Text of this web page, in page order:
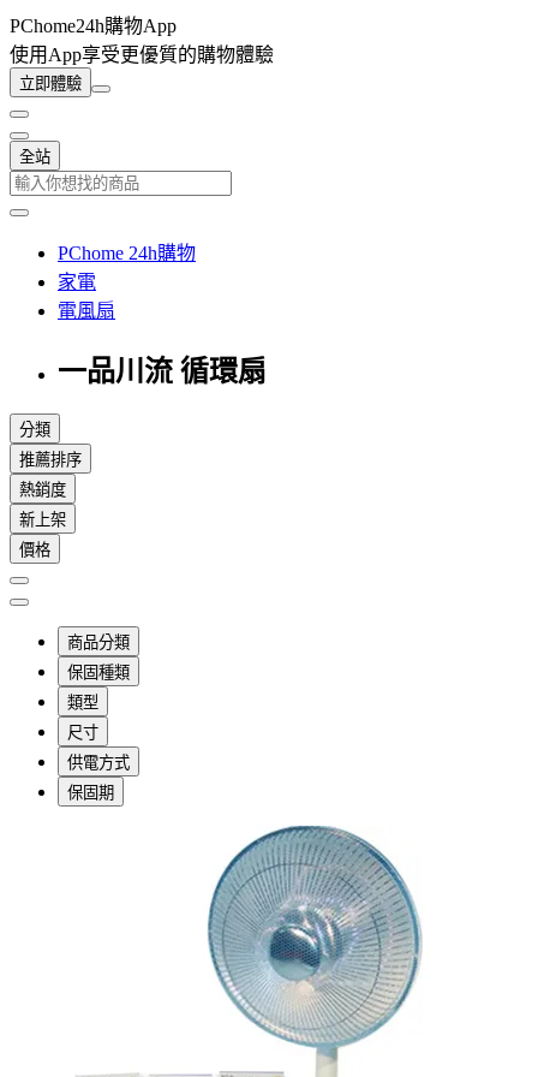
PChome24h購物App
使用App享受更優質的購物體驗
立即體驗
全站
PChome 24h購物
家電
電風扇
一品川流 循環扇
分類
推薦排序
熱銷度
新上架
價格
商品分類
保固種類
類型
尺寸
供電方式
保固期